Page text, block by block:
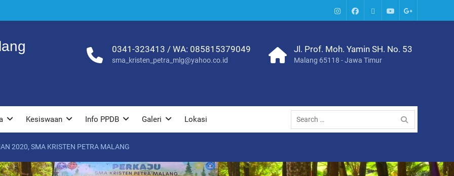
IG
FacebookWhatsapp
YoutubeGoogle+
0341-323413 / WA: 085815379049
sma_kristen_petra_mlg@yahoo.co.id
Jl. Prof. Moh. Yamin SH. No. 53
Malang 65118 - Jawa Timur
Kesiswaan Info PPDB Galeri Lokasi
Search
for:
2020, SMA KRISTEN PETRA MALANG